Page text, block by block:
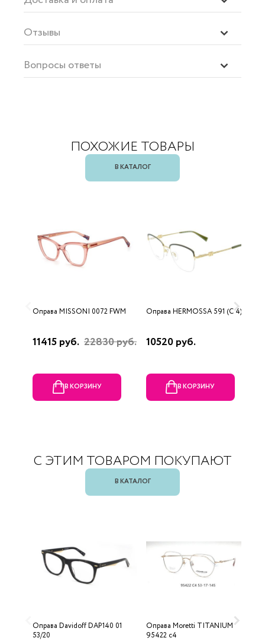
Отзывы
Вопросы ответы
ПОХОЖИЕ ТОВАРЫ
В КАТАЛОГ
Оправа MISSONI 0072 FWM
11415 руб. 22830 руб.
В КОРЗИНУ
Оправа HERMOSSA 591 (C 4)
10520 руб.
В КОРЗИНУ
С ЭТИМ ТОВАРОМ ПОКУПАЮТ
В КАТАЛОГ
Оправа Davidoff DAP140 01
53/20
Оправа Moretti TITANIUM
95422 c4